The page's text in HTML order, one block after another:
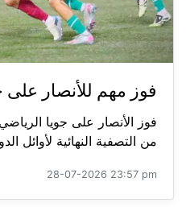
فوز مهم للأنصار
من التصفية النهائية لأوائل
28-07-2026 23:57 pm